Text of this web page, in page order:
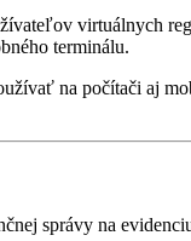
virtuálnych
terminálu.
na počítači aj
správy na